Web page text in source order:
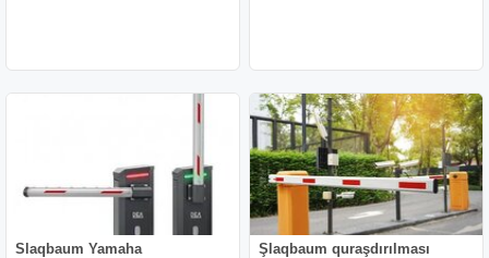
Slaqbaum Yamaha Şlaqbaum quraşdırılması